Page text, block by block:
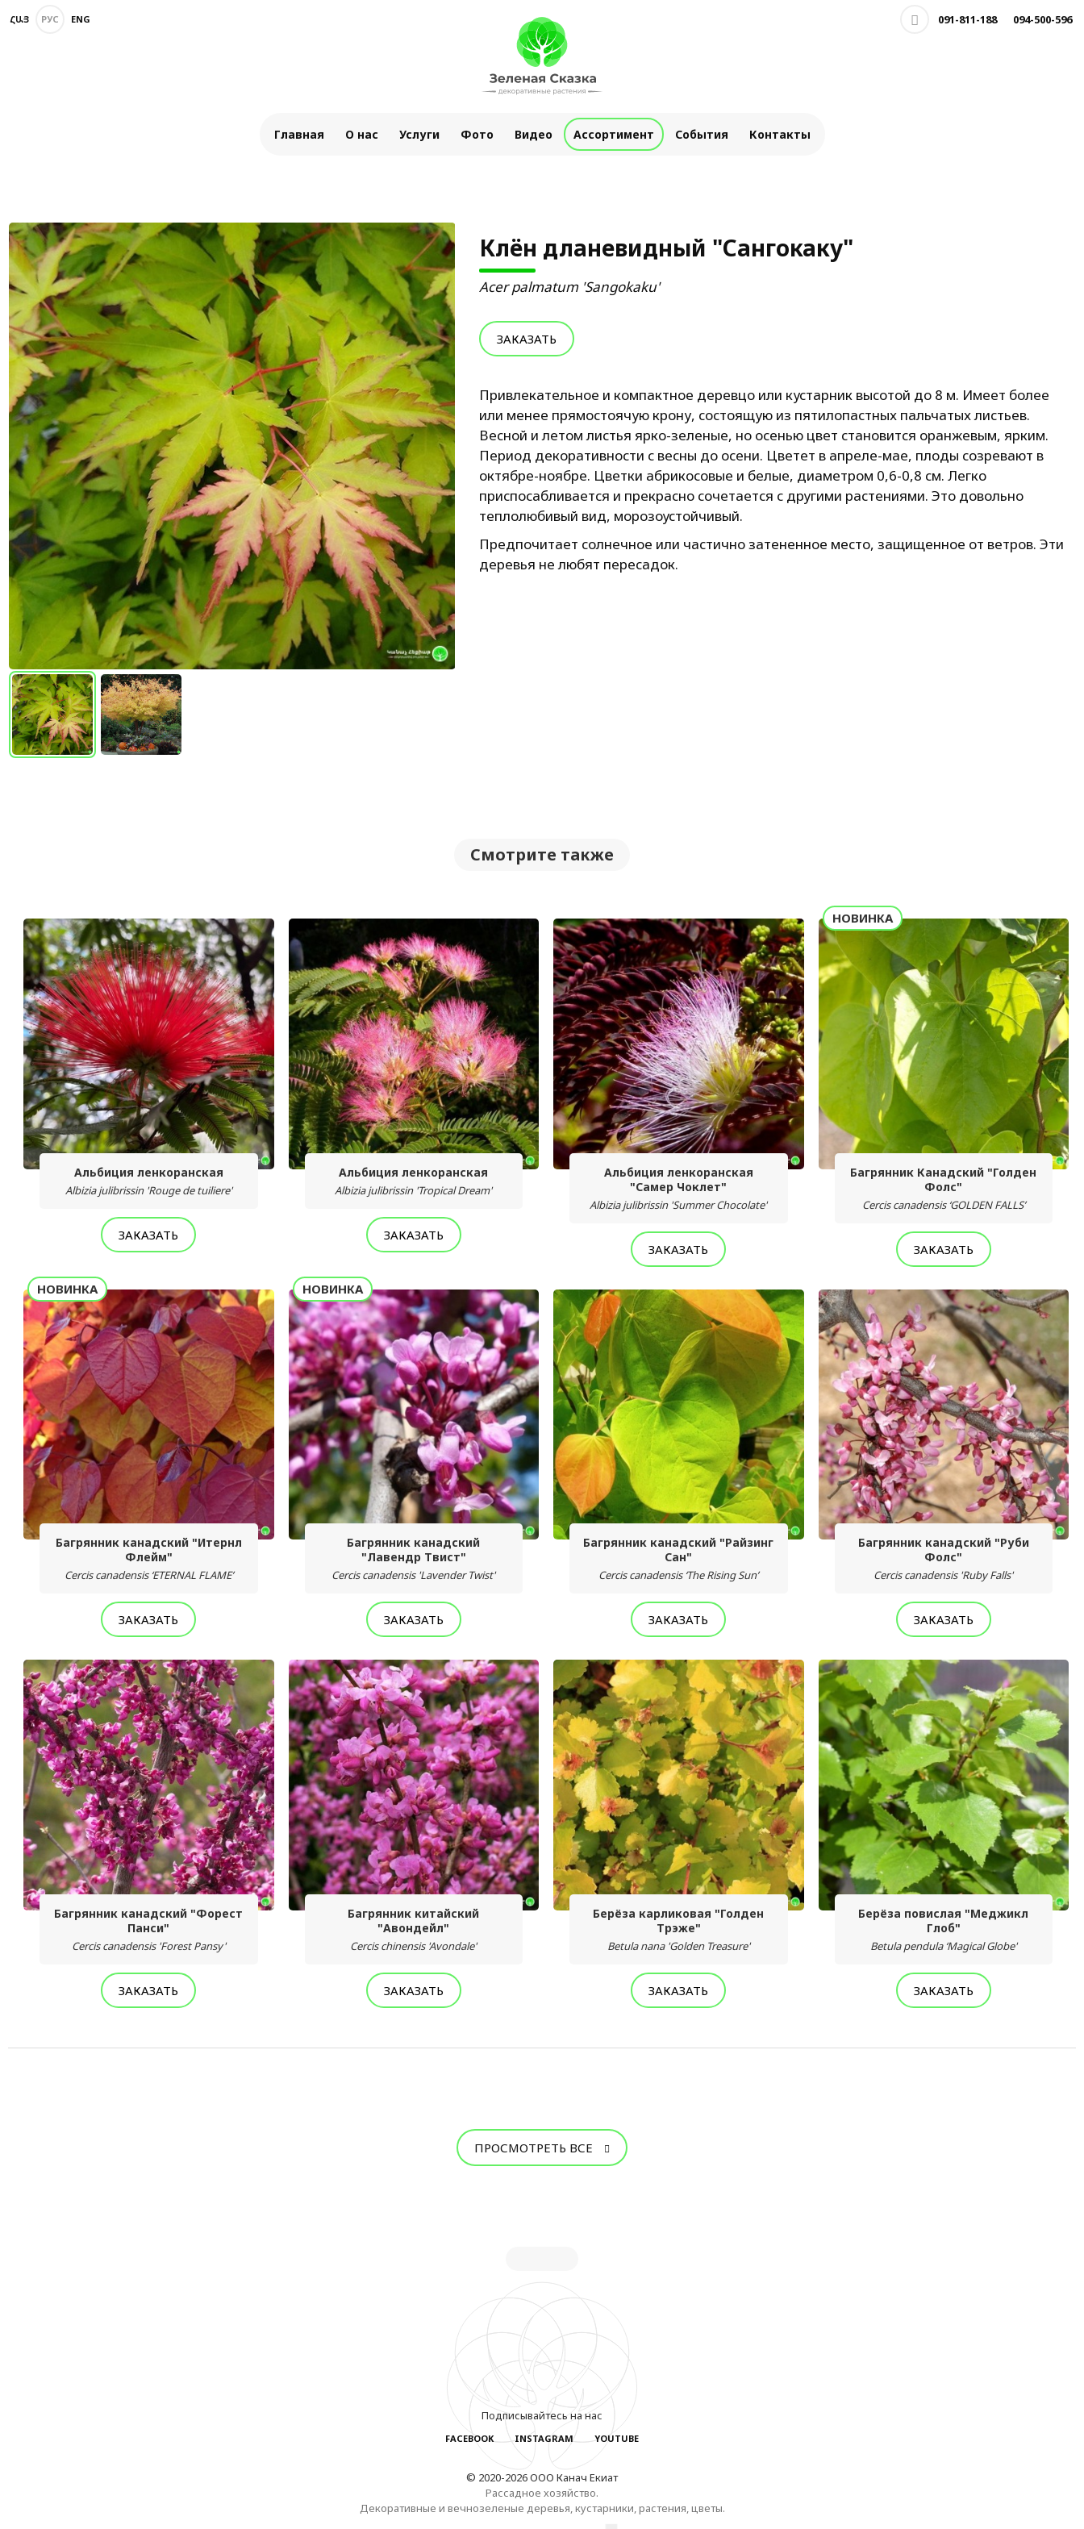
ՀԱՅ РУС ENG 091-811-188 094-500-596
Главная О нас Услуги Фото Видео Ассортимент События Контакты
Клён дланевидный "Сангокаку"
Acer palmatum 'Sangokaku'
ЗАКАЗАТЬ
Привлекательное и компактное деревцо или кустарник высотой до 8 м. Имеет более
или менее прямостоячую крону, состоящую из пятилопастных пальчатых листьев.
Весной и летом листья ярко-зеленые, но осенью цвет становится оранжевым, ярким.
Период декоративности с весны до осени. Цветет в апреле-мае, плоды созревают в
октябре-ноябре. Цветки абрикосовые и белые, диаметром 0,6-0,8 см. Легко
приспосабливается и прекрасно сочетается с другими растениями. Это довольно
теплолюбивый вид, морозоустойчивый.
Предпочитает солнечное или частично затененное место, защищенное от ветров. Эти
деревья не любят пересадок.
Смотрите также
Альбиция ленкоранская
Albizia julibrissin 'Rouge de tuiliere'
ЗАКАЗАТЬ
Альбиция ленкоранская
Albizia julibrissin 'Tropical Dream'
ЗАКАЗАТЬ
Альбиция ленкоранская
"Самер Чоклет"
Albizia julibrissin 'Summer Chocolate'
ЗАКАЗАТЬ
НОВИНКА
Багрянник Канадский "Голден
Фолс"
Cercis canadensis ‘GOLDEN FALLS’
ЗАКАЗАТЬ
НОВИНКА
Багрянник канадский "Итернл
Флейм"
Cercis canadensis ‘ETERNAL FLAME’
ЗАКАЗАТЬ
НОВИНКА
Багрянник канадский
"Лавендр Твист"
Cercis canadensis 'Lavender Twist'
ЗАКАЗАТЬ
Багрянник канадский "Райзинг
Сан"
Cercis canadensis ‘The Rising Sun’
ЗАКАЗАТЬ
Багрянник канадский "Руби
Фолс"
Cercis canadensis 'Ruby Falls'
ЗАКАЗАТЬ
Багрянник канадский "Форест
Панси"
Cercis canadensis 'Forest Pansy'
ЗАКАЗАТЬ
Багрянник китайский
"Авондейл"
Cercis chinensis 'Avondale'
ЗАКАЗАТЬ
Берёза карликовая "Голден
Трэже"
Betula nana 'Golden Treasure'
ЗАКАЗАТЬ
Берёза повислая "Меджикл
Глоб"
Betula pendula ‘Magical Globe'
ЗАКАЗАТЬ
ПРОСМОТРЕТЬ ВСЕ
Подписывайтесь на нас
FACEBOOK INSTAGRAM YOUTUBE
© 2020-2026 ООО Канач Екиат
Рассадное хозяйство.
Декоративные и вечнозеленые деревья, кустарники, растения, цветы.